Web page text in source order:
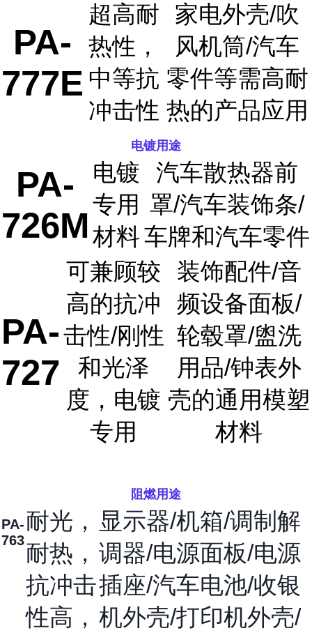
PA-
777E
超高耐
热性，
中等抗
冲击性
家电外壳/吹
风机筒/汽车
零件等需高耐
热的产品应用
电镀用途
PA-
726M
电镀
专用
材料
汽车散热器前
罩/汽车装饰条/
车牌和汽车零件
PA-
727
可兼顾较
高的抗冲
击性/刚性
和光泽
度，电镀
专用
装饰配件/音
频设备面板/
轮毂罩/盥洗
用品/钟表外
壳的通用模塑
材料
阻燃用途
PA-
763
耐光，
耐热，
抗冲击
性高，
显示器/机箱/调制解
调器/电源面板/电源
插座/汽车电池/收银
机外壳/打印机外壳/